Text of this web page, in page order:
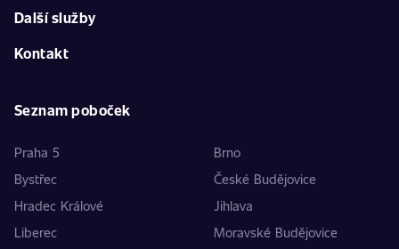
Další služby
Kontakt
Seznam poboček
Praha 5
Brno
Bystřec
České Budějovice
Hradec Králové
Jihlava
Liberec
Moravské Budějovice